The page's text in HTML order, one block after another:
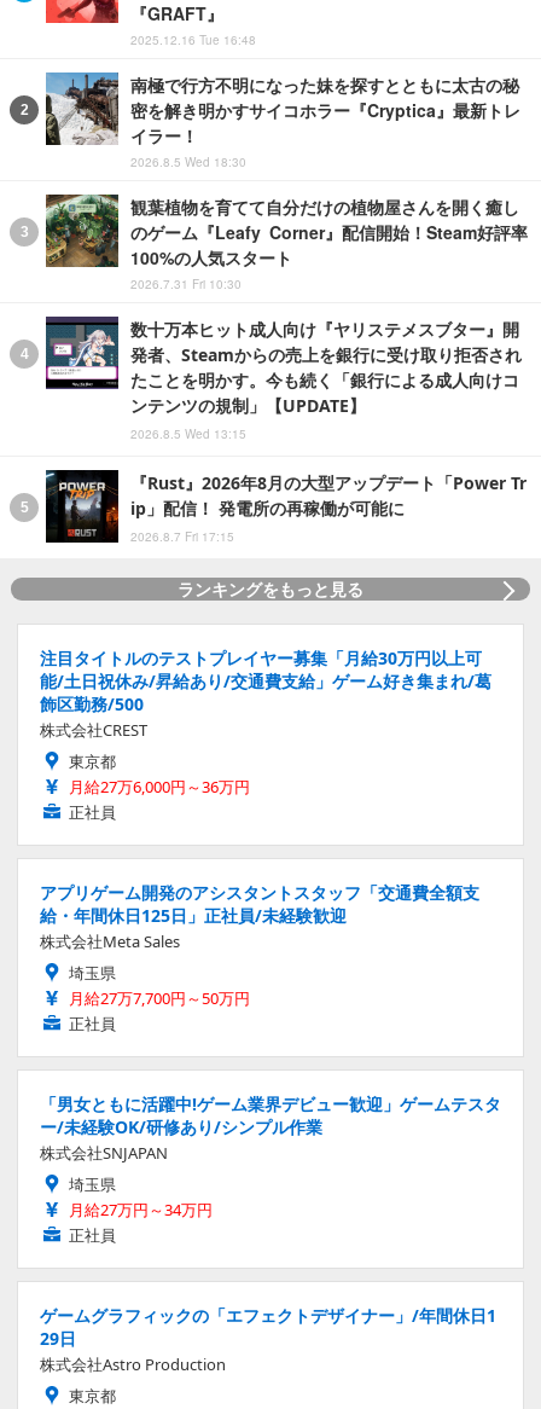
『GRAFT』
2025.12.16 Tue 16:48
南極で行方不明になった妹を探すとともに太古の秘
密を解き明かすサイコホラー『Cryptica』最新トレ
イラー！
2026.8.5 Wed 18:30
観葉植物を育てて自分だけの植物屋さんを開く癒し
のゲーム『Leafy Corner』配信開始！Steam好評率
100%の人気スタート
2026.7.31 Fri 10:30
数十万本ヒット成人向け『ヤリステメスブター』開
発者、Steamからの売上を銀行に受け取り拒否され
たことを明かす。今も続く「銀行による成人向けコ
ンテンツの規制」【UPDATE】
2026.8.5 Wed 13:15
『Rust』2026年8月の大型アップデート「Power Tr
ip」配信！ 発電所の再稼働が可能に
2026.8.7 Fri 17:15
ランキングをもっと見る
注目タイトルのテストプレイヤー募集「月給30万円以上可
能/土日祝休み/昇給あり/交通費支給」ゲーム好き集まれ/葛
飾区勤務/500
株式会社CREST
東京都
月給27万6,000円～36万円
正社員
アプリゲーム開発のアシスタントスタッフ「交通費全額支
給・年間休日125日」正社員/未経験歓迎
株式会社Meta Sales
埼玉県
月給27万7,700円～50万円
正社員
「男女ともに活躍中!ゲーム業界デビュー歓迎」ゲームテスタ
ー/未経験OK/研修あり/シンプル作業
株式会社SNJAPAN
埼玉県
月給27万円～34万円
正社員
ゲームグラフィックの「エフェクトデザイナー」/年間休日1
29日
株式会社Astro Production
東京都